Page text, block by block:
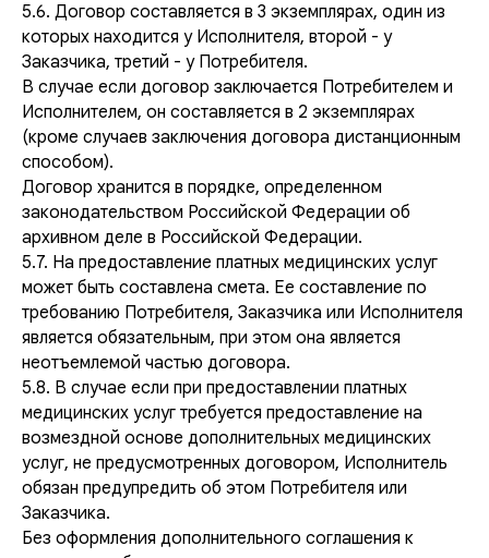
5.6. Договор составляется в 3 экземплярах, один из
которых находится у Исполнителя, второй - у
Заказчика, третий - у Потребителя.
В случае если договор заключается Потребителем и
Исполнителем, он составляется в 2 экземплярах
(кроме случаев заключения договора дистанционным
способом).
Договор хранится в порядке, определенном
законодательством Российской Федерации об
архивном деле в Российской Федерации.
5.7. На предоставление платных медицинских услуг
может быть составлена смета. Ее составление по
требованию Потребителя, Заказчика или Исполнителя
является обязательным, при этом она является
неотъемлемой частью договора.
5.8. В случае если при предоставлении платных
медицинских услуг требуется предоставление на
возмездной основе дополнительных медицинских
услуг, не предусмотренных договором, Исполнитель
обязан предупредить об этом Потребителя или
Заказчика.
Без оформления дополнительного соглашения к